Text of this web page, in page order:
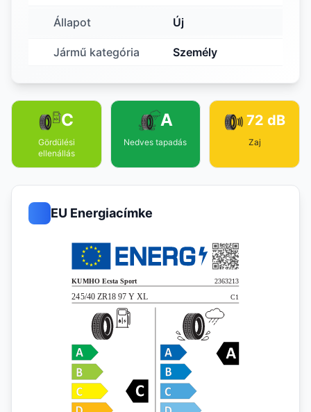
Állapot Új
Jármű kategória Személy
C
Gördülési
ellenállás
A
Nedves tapadás
72 dB
Zaj
EU Energiacímke